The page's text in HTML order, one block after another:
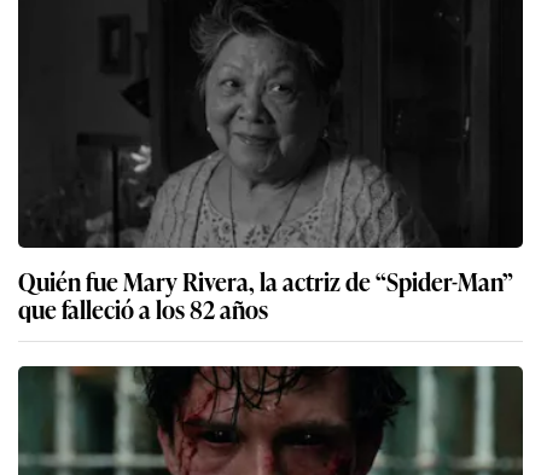
Quién fue Mary Rivera, la actriz de “Spider-Man”
que falleció a los 82 años